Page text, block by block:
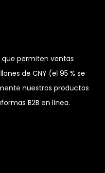
que permiten ventas
de CNY (el 95 % se
nuestros productos
B2B en línea.